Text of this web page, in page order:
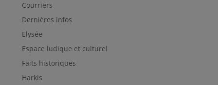
Courriers
Dernières infos
Elysée
Espace ludique et culturel
Faits historiques
Harkis